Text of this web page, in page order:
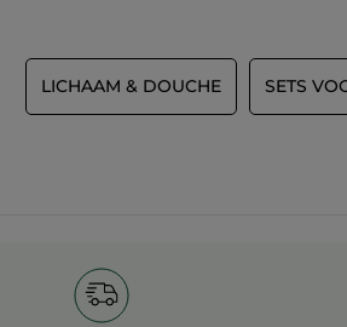
LICHAAM & DOUCHE SETS